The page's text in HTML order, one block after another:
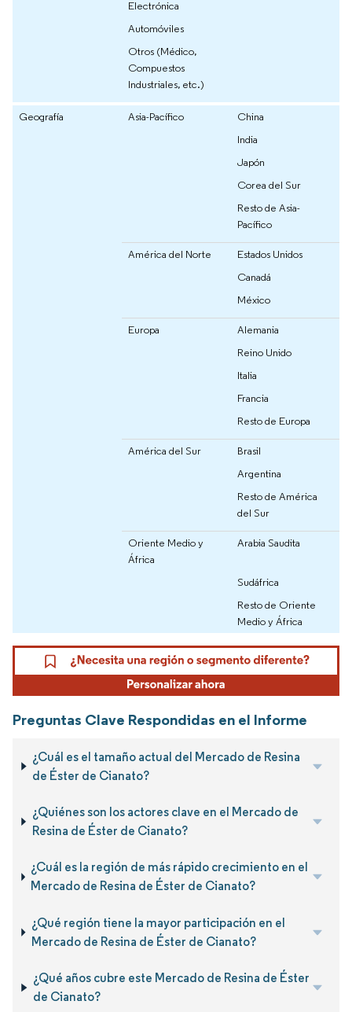
Electrónica
Automóviles
Otros (Médico,
Compuestos
Industriales, etc.)
Geografía Asia-Pacífico
China
India
Japón
Corea del Sur
Resto de Asia-
Pacífico
América del Norte
Estados Unidos
Canadá
México
Europa
Alemania
Reino Unido
Italia
Francia
Resto de Europa
América del Sur
Brasil
Argentina
Resto de América
del Sur
Oriente Medio y
África
Arabia Saudita
Sudáfrica
Resto de Oriente
Medio y África
Preguntas Clave Respondidas en el Informe
¿Cuál es el tamaño actual del Mercado de Resina
de Éster de Cianato?
¿Quiénes son los actores clave en el Mercado de
Resina de Éster de Cianato?
¿Cuál es la región de más rápido crecimiento en el
Mercado de Resina de Éster de Cianato?
¿Qué región tiene la mayor participación en el
Mercado de Resina de Éster de Cianato?
¿Qué años cubre este Mercado de Resina de Éster
de Cianato?